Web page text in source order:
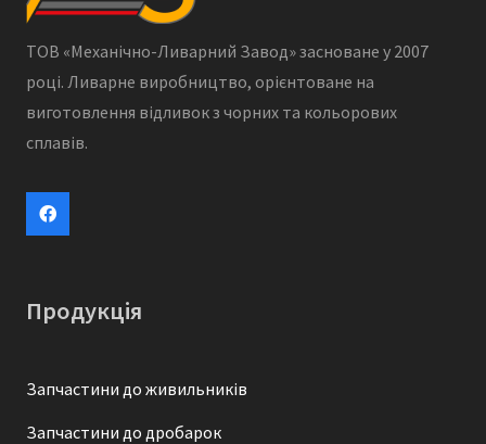
ТОВ «Механічно-Ливарний Завод» засноване у 2007
році. Ливарне виробництво, орієнтоване на
виготовлення відливок з чорних та кольорових
сплавів.
Продукція
Запчастини до живильників
Запчастини до дробарок